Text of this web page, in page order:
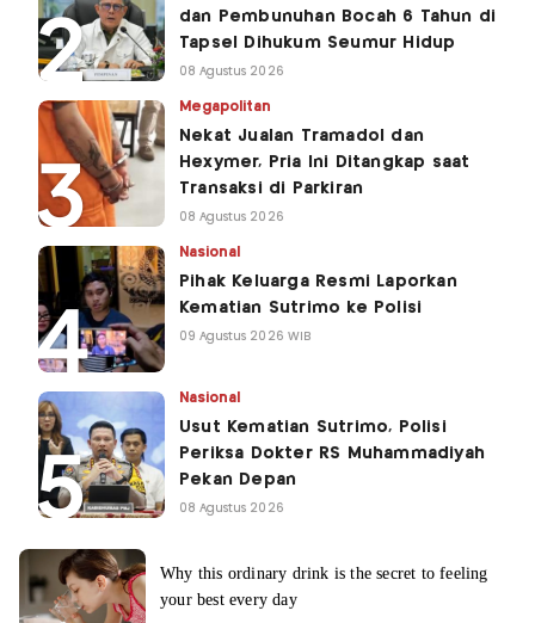
dan Pembunuhan Bocah 6 Tahun di
Tapsel Dihukum Seumur Hidup
08 Agustus 2026
Megapolitan
Nekat Jualan Tramadol dan
Hexymer, Pria Ini Ditangkap saat
Transaksi di Parkiran
08 Agustus 2026
Nasional
Pihak Keluarga Resmi Laporkan
Kematian Sutrimo ke Polisi
09 Agustus 2026 WIB
Nasional
Usut Kematian Sutrimo, Polisi
Periksa Dokter RS Muhammadiyah
Pekan Depan
08 Agustus 2026